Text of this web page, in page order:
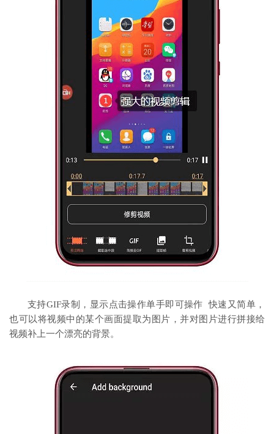
支持GIF录制，显示点击操作单手即可操作 快速又简单，
也可以将视频中的某个画面提取为图片，并对图片进行拼接给
视频补上一个漂亮的背景。